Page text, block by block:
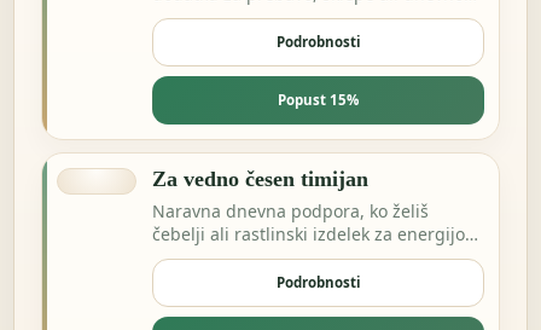
ravnovesje.
Podrobnosti
Popust 15%
Za vedno česen timijan
Naravna dnevna podpora, ko želiš
čebelji ali rastlinski izdelek za energijo
in odpornost.
Podrobnosti